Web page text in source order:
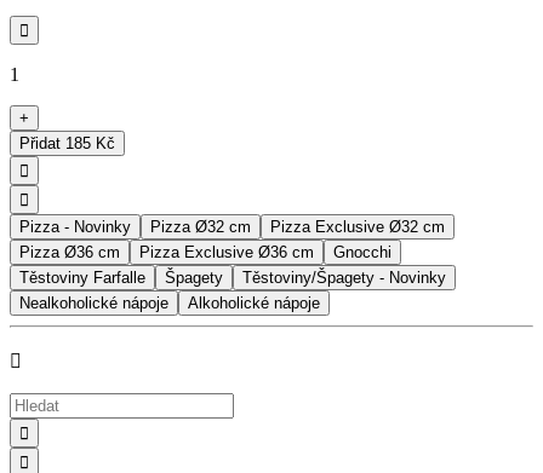

1
+
Přidat 185 Kč


Pizza - Novinky
Pizza Ø32 cm
Pizza Exclusive Ø32 cm
Pizza Ø36 cm
Pizza Exclusive Ø36 cm
Gnocchi
Těstoviny Farfalle
Špagety
Těstoviny/Špagety - Novinky
Nealkoholické nápoje
Alkoholické nápoje


